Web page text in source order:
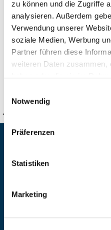
zu können und die Zugriffe
analysieren. Außerdem
Verwendung unserer
soziale Medien, Werbung
Partner führen diese
weiteren Daten zusammen,
Notwendig
Präferenzen
Statistiken
Marketing
eingesetzt werden. Ebenso
Produkte zur wohltuenden
Muskeln nach dem Training
sonstigen Aktivitäten
ADRESSE
BÜRO HOTLINE
+49 (0) 9181/2593-0
EMAIL